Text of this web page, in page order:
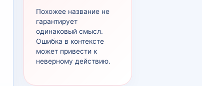
Похожее название не
гарантирует
одинаковый смысл.
Ошибка в контексте
может привести к
неверному действию.